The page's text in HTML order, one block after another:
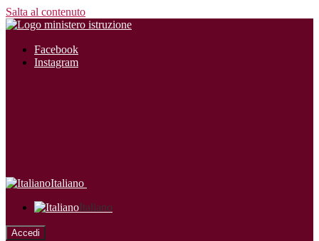
Salta al contenuto
Facebook
Instagram
Italiano
Italiano
Accedi